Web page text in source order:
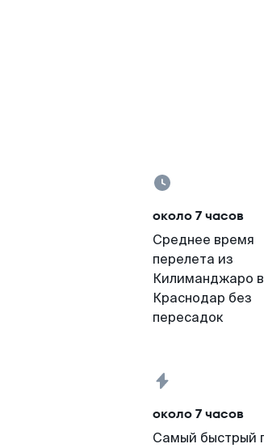
около 7 часов
Среднее время
перелета из
Килиманджаро в
Краснодар без
пересадок
около 7 часов
Самый быстрый